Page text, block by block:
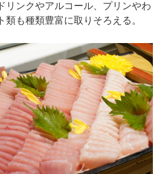
リンクやアルコール、プリンやわ
類も種類豊富に取りそろえる。